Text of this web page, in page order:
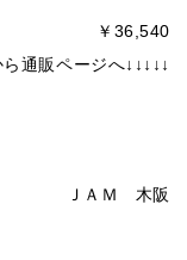
￥36,540
通販ページへ↓↓↓↓↓
ＪＡＭ 木阪